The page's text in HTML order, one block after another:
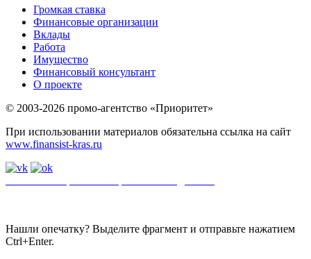
Громкая ставка
Финансовые организации
Вклады
Работа
Имущество
Финансовый консультант
О проекте
© 2003-2026 промо-агентство «Приоритет»
При использовании материалов обязательна ссылка на сайт
www.finansist-kras.ru
Нашли опечатку? Выделите фрагмент и отправьте нажатием
Ctrl+Enter.